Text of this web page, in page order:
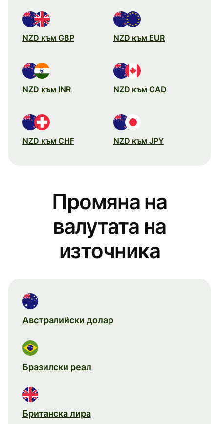
NZD към GBP NZD към EUR
NZD към INR NZD към CAD
NZD към CHF NZD към JPY
Промяна на
валутата на
източника
Австралийски долар
Бразилски реал
Британска лира